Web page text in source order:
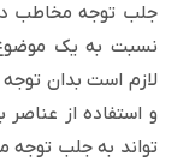
جلب توجه مخاطب در
نسبت به یک موضوع
لازم است بدان
و استفاده از
تواند به جلب توجه